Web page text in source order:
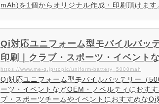
mAh)を1個からオリジナル作成・印刷頂けま
Qi対応ユニフォーム型モバイルバッ
印刷｜クラブ・スポーツ・イベント
オリジナルグッズME-Q（メーク）
https://www.me-q.jp/topic/uniform-battery_5000mah
Qi対応ユニフォーム型モバイルバッテリー（
ーツ・イベントなどOEM・ノベルティにおす
ブ・スポーツチームやイベントにおすすめな